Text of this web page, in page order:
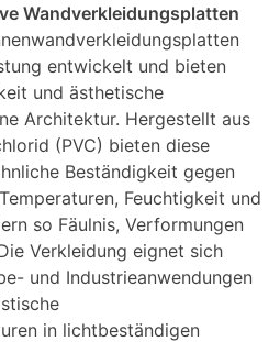
Wandverkleidungsplatten
entwickelt und bieten
und ästhetische
Architektur. Hergestellt aus
(PVC) bieten diese
Beständigkeit gegen
Feuchtigkeit und
so Fäulnis, Verformungen
Verkleidung eignet sich
und Industrieanwendungen
in lichtbeständigen